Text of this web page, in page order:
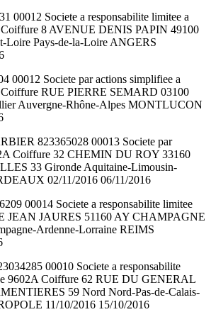
00012 Societe a responsabilite limitee a
Coiffure 8 AVENUE DENIS PAPIN 49100
Loire Pays-de-la-Loire ANGERS
00012 Societe par actions simplifiee a
Coiffure RUE PIERRE SEMARD 03100
Auvergne-Rhône-Alpes MONTLUCON
823365028 00013 Societe par
Coiffure 32 CHEMIN DU ROY 33160
33 Gironde Aquitaine-Limousin-
02/11/2016 06/11/2016
00014 Societe a responsabilite limitee
JEAN JAURES 51160 AY CHAMPAGNE
Ardenne-Lorraine REIMS
00010 Societe a responsabilite
9602A Coiffure 62 RUE DU GENERAL
59 Nord Nord-Pas-de-Calais-
11/10/2016 15/10/2016